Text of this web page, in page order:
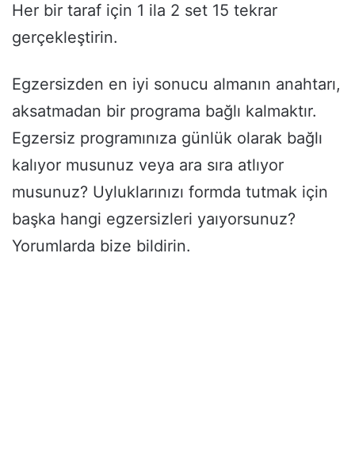
Her bir taraf için 1 ila 2 set 15 tekrar
gerçekleştirin.
Egzersizden en iyi sonucu almanın anahtarı,
aksatmadan bir programa bağlı kalmaktır.
Egzersiz programınıza günlük olarak bağlı
kalıyor musunuz veya ara sıra atlıyor
musunuz? Uyluklarınızı formda tutmak için
başka hangi egzersizleri yaıyorsunuz?
Yorumlarda bize bildirin.